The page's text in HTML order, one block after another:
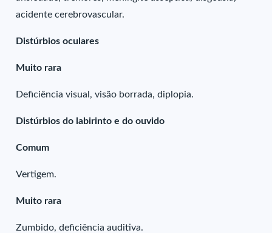
acidente cerebrovascular.
Distúrbios oculares
Muito rara
Deficiência visual, visão borrada, diplopia.
Distúrbios do labirinto e do ouvido
Comum
Vertigem.
Muito rara
Zumbido, deficiência auditiva.